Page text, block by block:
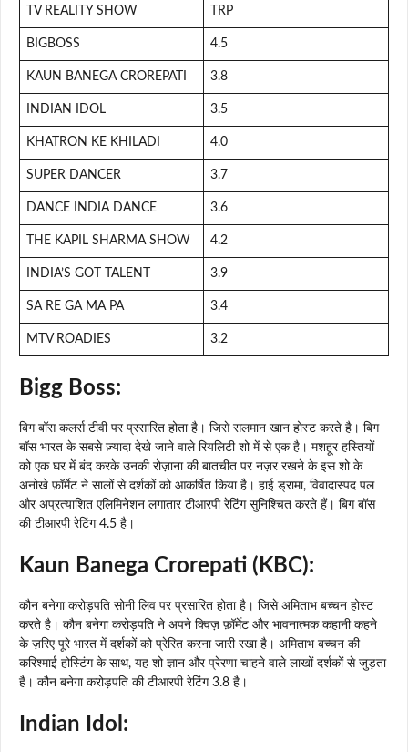
TV REALITY SHOW TRP
BIGBOSS 4.5
KAUN BANEGA CROREPATI 3.8
INDIAN IDOL 3.5
KHATRON KE KHILADI 4.0
SUPER DANCER 3.7
DANCE INDIA DANCE 3.6
THE KAPIL SHARMA SHOW 4.2
INDIA’S GOT TALENT 3.9
SA RE GA MA PA 3.4
MTV ROADIES 3.2
Bigg Boss:
बिग बॉस कलर्स टीवी पर प्रसारित होता है। जिसे सलमान खान होस्ट करते है। बिग
बॉस भारत के सबसे ज़्यादा देखे जाने वाले रियलिटी शो में से एक है। मशहूर हस्तियों
को एक घर में बंद करके उनकी रोज़ाना की बातचीत पर नज़र रखने के इस शो के
अनोखे फ़ॉर्मेट ने सालों से दर्शकों को आकर्षित किया है। हाई ड्रामा, विवादास्पद पल
और अप्रत्याशित एलिमिनेशन लगातार टीआरपी रेटिंग सुनिश्चित करते हैं। बिग बॉस
की टीआरपी रेटिंग 4.5 है।
Kaun Banega Crorepati (KBC):
कौन बनेगा करोड़पति सोनी लिव पर प्रसारित होता है। जिसे अमिताभ बच्चन होस्ट
करते है। कौन बनेगा करोड़पति ने अपने क्विज़ फ़ॉर्मेट और भावनात्मक कहानी कहने
के ज़रिए पूरे भारत में दर्शकों को प्रेरित करना जारी रखा है। अमिताभ बच्चन की
करिश्माई होस्टिंग के साथ, यह शो ज्ञान और प्रेरणा चाहने वाले लाखों दर्शकों से जुड़ता
है। कौन बनेगा करोड़पति की टीआरपी रेटिंग 3.8 है।
Indian Idol: